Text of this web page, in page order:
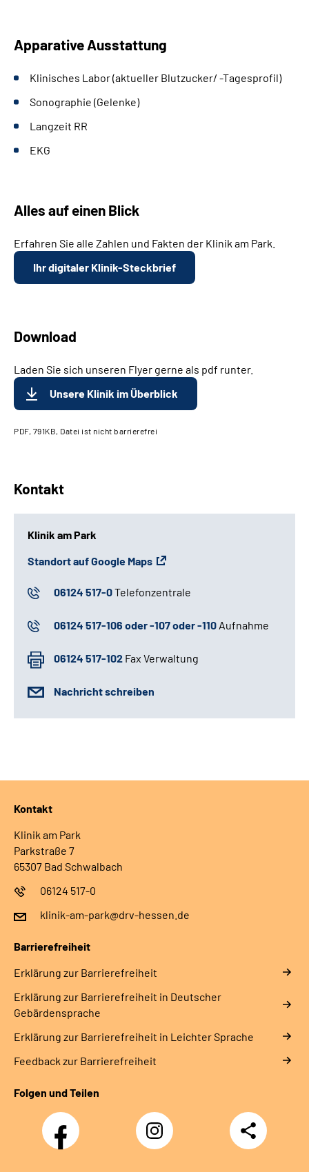
Apparative Ausstattung
Klinisches Labor (aktueller Blutzucker/ -Tagesprofil)
Sonographie (Gelenke)
Langzeit RR
EKG
Alles auf einen Blick
Erfahren Sie alle Zahlen und Fakten der Klinik am Park.
Ihr digitaler Klinik-Steckbrief
Download
Laden Sie sich unseren Flyer gerne als pdf runter.
Unsere Klinik im Überblick
PDF, 791KB, Datei ist nicht barrierefrei
Kontakt
Klinik am Park
Standort auf Google Maps
06124 517-0Telefonzentrale
06124 517-106 oder -107 oder -110 Aufnahme
06124 517-102 Fax Verwaltung
Nachricht schreiben
Kontakt
Klinik am Park
Parkstraße 7
65307 Bad Schwalbach
06124 517-0
klinik-am-park@drv-hessen.de
Barrierefreiheit
Erklärung zur Barrierefreiheit
Erklärung zur Barrierefreiheit in Deutscher
Gebärdensprache
Erklärung zur Barrierefreiheit in Leichter Sprache
Feedback zur Barrierefreiheit
Folgen und Teilen
Facebook Instagram
Teilen